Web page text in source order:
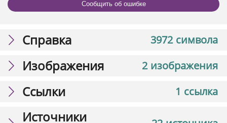
Сообщить об ошибке
3972 символа
Справка
2 изображения
Изображения
1 ссылка
Ссылки
Источники